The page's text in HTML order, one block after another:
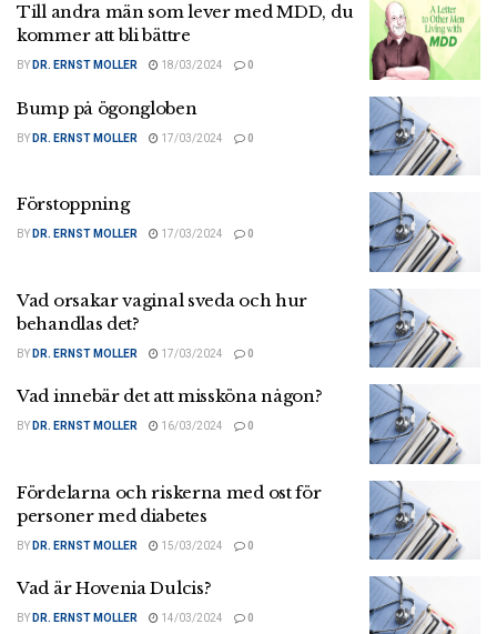
Till andra män som lever med MDD, du
kommer att bli bättre
BY DR. ERNST MOLLER 18/03/2024 0
Bump på ögongloben
BY DR. ERNST MOLLER 17/03/2024 0
Förstoppning
BY DR. ERNST MOLLER 17/03/2024 0
Vad orsakar vaginal sveda och hur
behandlas det?
BY DR. ERNST MOLLER 17/03/2024 0
Vad innebär det att missköna någon?
BY DR. ERNST MOLLER 16/03/2024 0
Fördelarna och riskerna med ost för
personer med diabetes
BY DR. ERNST MOLLER 15/03/2024 0
Vad är Hovenia Dulcis?
BY DR. ERNST MOLLER 14/03/2024 0